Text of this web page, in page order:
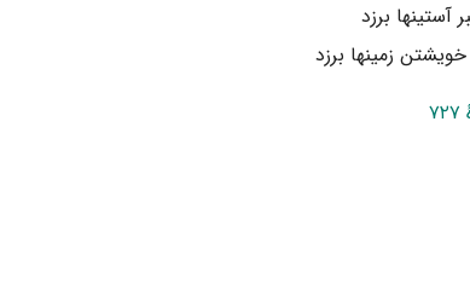
آستینها برزد
زمینها برزد